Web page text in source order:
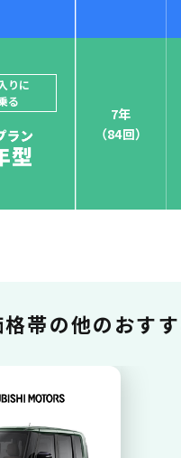
ャパンでは、カーリース
サービスがクレジットカード
も！
ポイント還
りに
る
7年
（84回）
帯の他のおす